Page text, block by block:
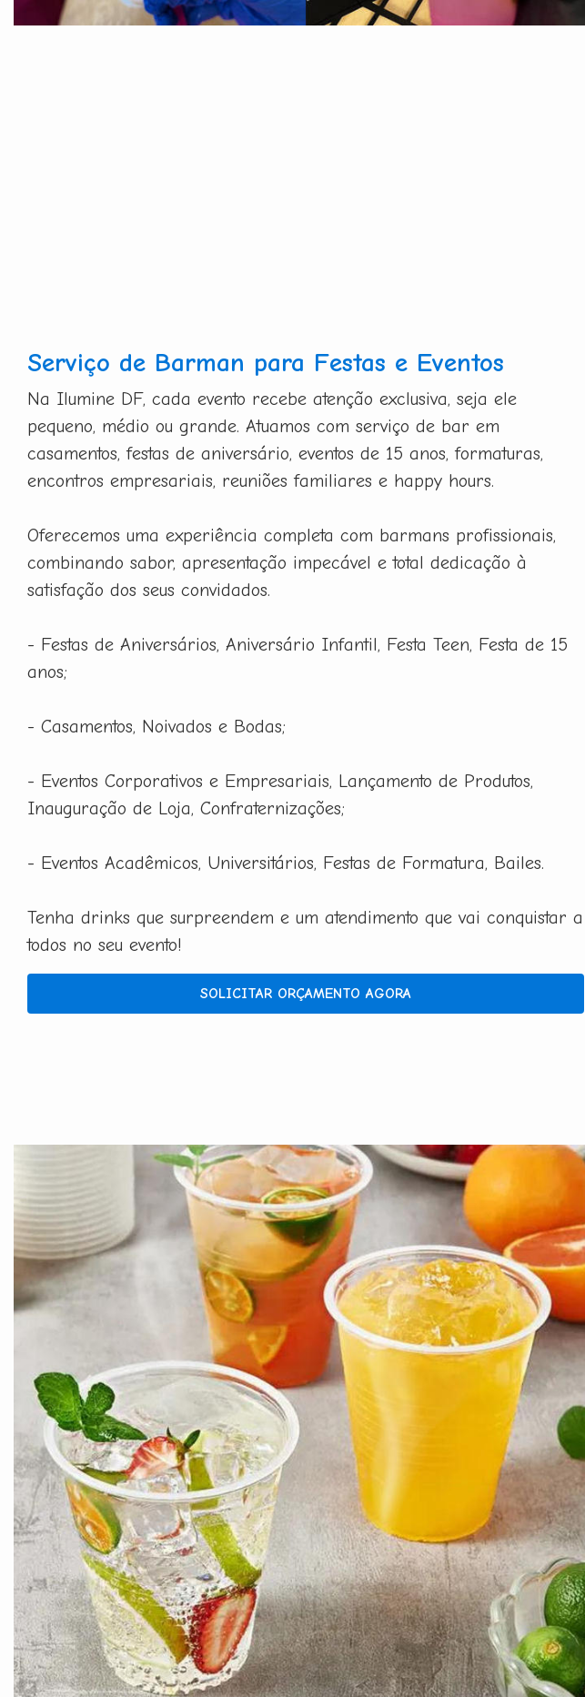
Serviço de Barman para Festas e Eventos
Na Ilumine DF, cada evento recebe atenção exclusiva, seja ele
pequeno, médio ou grande. Atuamos com serviço de bar em
casamentos, festas de aniversário, eventos de 15 anos, formaturas,
encontros empresariais, reuniões familiares e happy hours.
Oferecemos uma experiência completa com barmans profissionais,
combinando sabor, apresentação impecável e total dedicação à
satisfação dos seus convidados.
- Festas de Aniversários, Aniversário Infantil, Festa Teen, Festa de 15
anos;
- Casamentos, Noivados e Bodas;
- Eventos Corporativos e Empresariais, Lançamento de Produtos,
Inauguração de Loja, Confraternizações;
- Eventos Acadêmicos, Universitários, Festas de Formatura, Bailes.
Tenha drinks que surpreendem e um atendimento que vai conquistar a
todos no seu evento!
SOLICITAR ORÇAMENTO AGORA